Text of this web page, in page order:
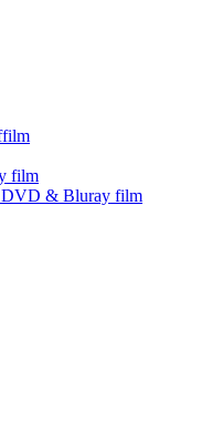
film
DVD & Bluray film